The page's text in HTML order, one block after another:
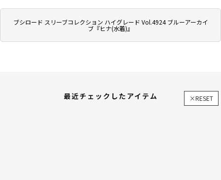
ブシロード スリーブコレクション ハイグレード Vol.4924 ブルーアーカイ
ブ『ヒナ(水着)』
最近チェックしたアイテム ×RESET